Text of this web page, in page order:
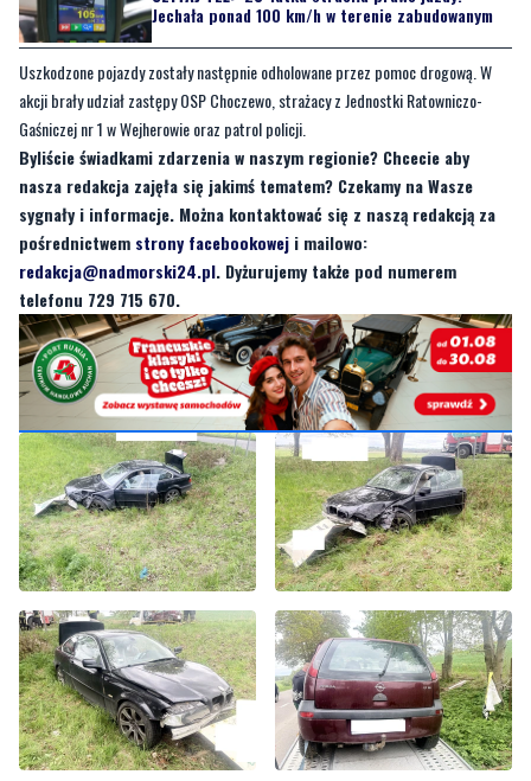
uprzątnęli fragmenty rozbitych elementów karoserii.
CZYTAJ TEŻ: 23-latka straciła prawo jazdy.
Jechała ponad 100 km/h w terenie zabudowanym
Uszkodzone pojazdy zostały następnie odholowane przez pomoc drogową. W
akcji brały udział zastępy OSP Choczewo, strażacy z Jednostki Ratowniczo-
Gaśniczej nr 1 w Wejherowie oraz patrol policji.
Byliście świadkami zdarzenia w naszym regionie? Chcecie aby
nasza redakcja zajęła się jakimś tematem? Czekamy na Wasze
sygnały i informacje. Można kontaktować się z naszą redakcją za
pośrednictwemstrony facebookoweji mailowo:
redakcja@nadmorski24.pl. Dyżurujemy także pod numerem
telefonu 729 715 670.